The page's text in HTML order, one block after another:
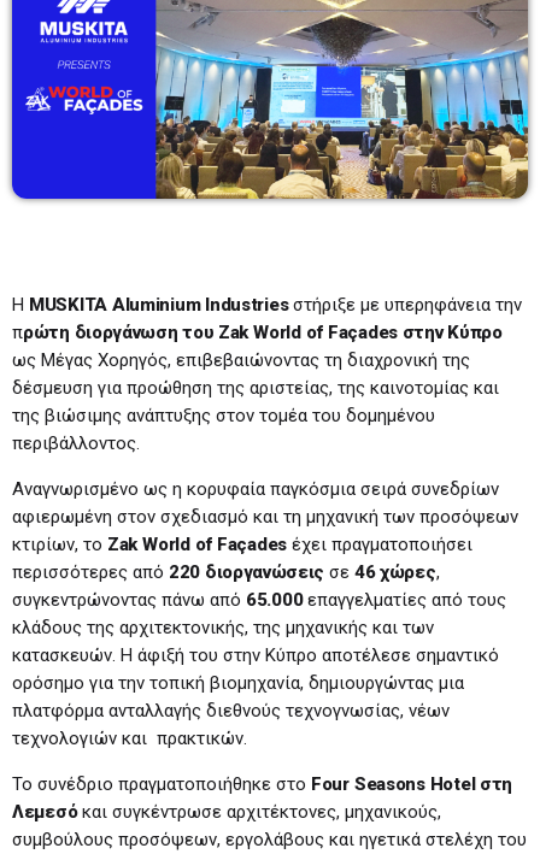
TOP 20
17:00 - 18:00
Η MUSKITA Aluminium Industriesστήριξε με υπερηφάνεια την
πρώτη διοργάνωση του Zak World of Façadesστην Κύπρο
ως Μέγας Χορηγός, επιβεβαιώνοντας τη διαχρονική της
δέσμευση για προώθηση της αριστείας, της καινοτομίας και
της βιώσιμης ανάπτυξης στον τομέα του δομημένου
περιβάλλοντος.
Αναγνωρισμένο ως η κορυφαία παγκόσμια σειρά συνεδρίων
αφιερωμένη στον σχεδιασμό και τη μηχανική των προσόψεων
κτιρίων, το Zak World of Façadesέχει πραγματοποιήσει
περισσότερες από 220 διοργανώσεις σε 46 χώρες,
συγκεντρώνοντας πάνω από 65.000επαγγελματίες από τους
κλάδους της αρχιτεκτονικής, της μηχανικής και των
κατασκευών. Η άφιξή του στην Κύπρο αποτέλεσε σημαντικό
ορόσημο για την τοπική βιομηχανία, δημιουργώντας μια
πλατφόρμα ανταλλαγής διεθνούς τεχνογνωσίας, νέων
τεχνολογιών και πρακτικών.
Το συνέδριο πραγματοποιήθηκε στο Four Seasons Hotelστη
Λεμεσόκαι συγκέντρωσε αρχιτέκτονες, μηχανικούς,
συμβούλους προσόψεων, εργολάβους και ηγετικά στελέχη του